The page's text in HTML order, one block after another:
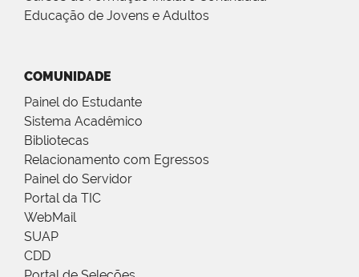
Educação de Jovens e Adultos
COMUNIDADE
Painel do Estudante
Sistema Acadêmico
Bibliotecas
Relacionamento com Egressos
Painel do Servidor
Portal da TIC
WebMail
SUAP
CDD